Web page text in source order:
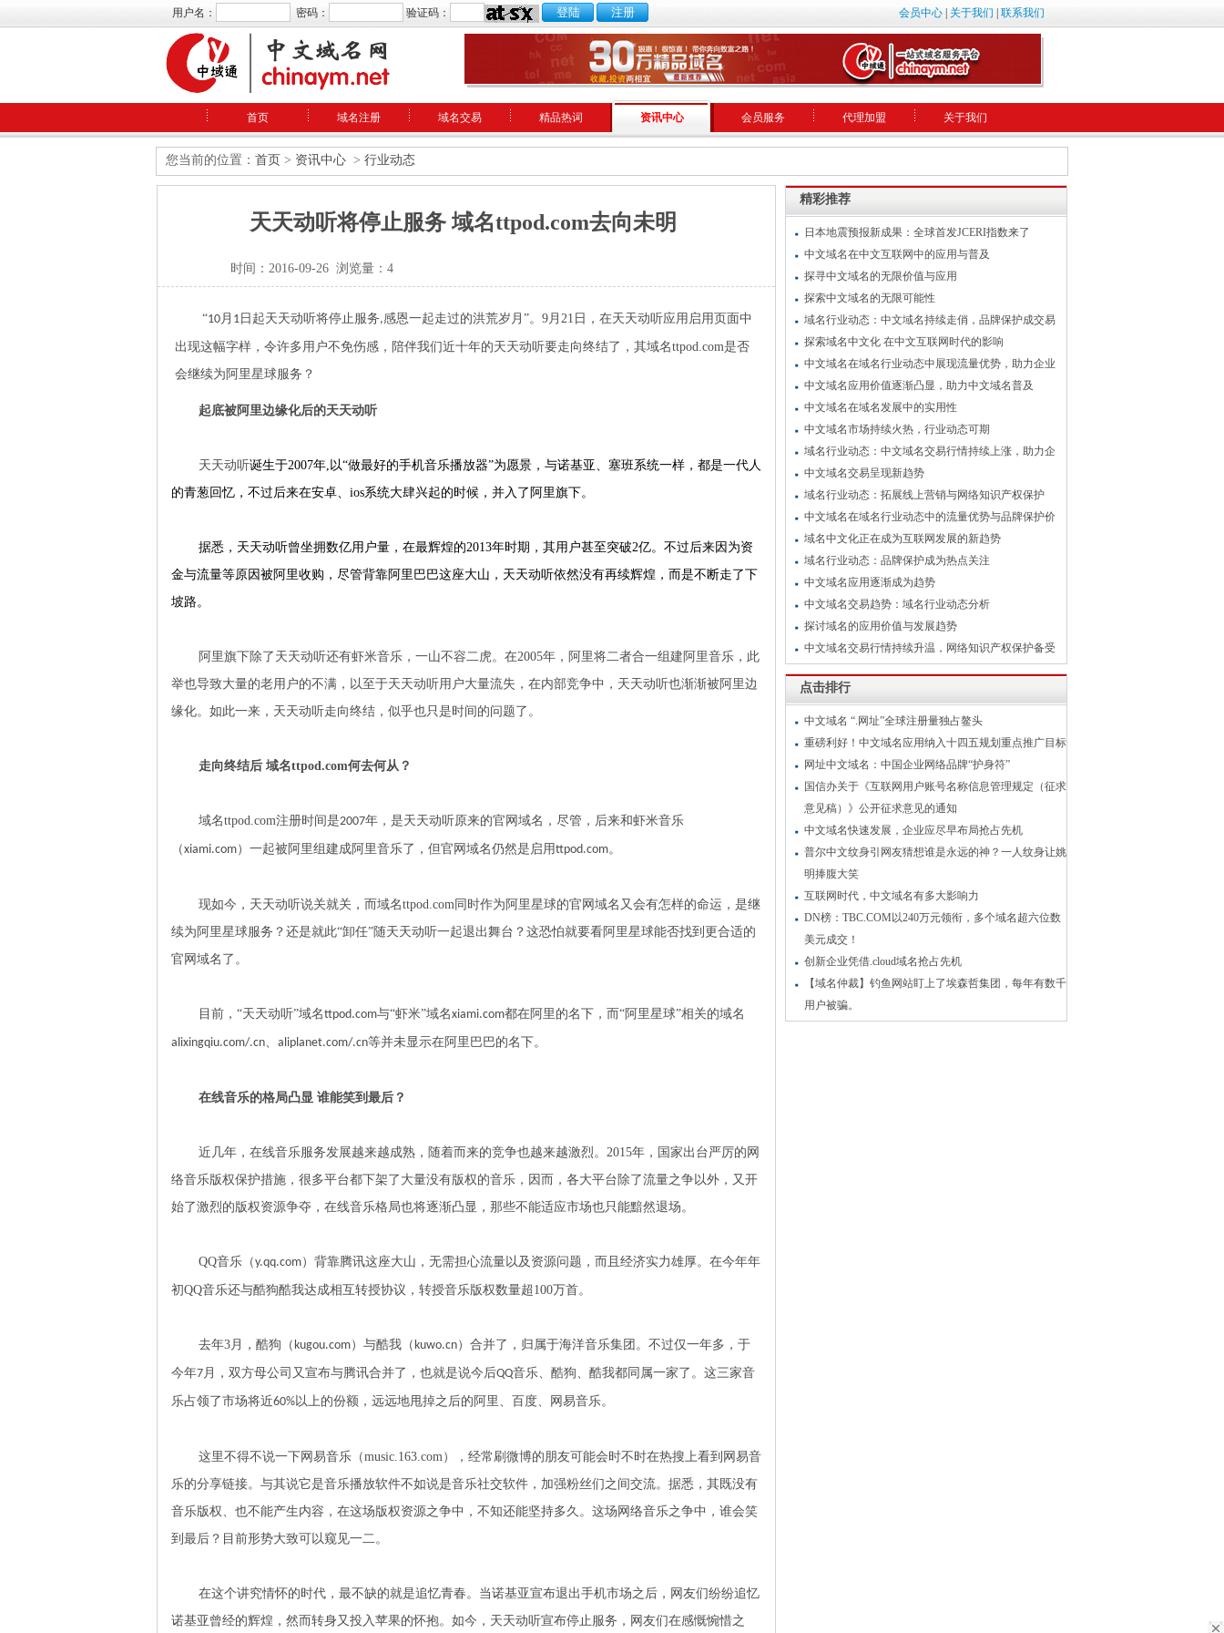
会员中心 关于我们 联系我们
用户名： 密码： 验证码：
首页 域名注册 域名交易 精品热词 资讯中心 会员服务 代理加盟 关于我们
您当前的位置： 首页 > 资讯中心 > 行业动态
天天动听将停止服务 域名ttpod.com去向未明
时间：2016-09-26 浏览量：4
“10月 1 日起天天动听将停止服务,感恩一起走过的洪荒岁月”。9月21日，在天天动听应用启用页面中
出现这幅字样，令许多用户不免伤感，陪伴我们近十年的天天动听要走向终结了，其域名ttpod.com是否
会继续为阿里星球服务？
起底被阿里边缘化后的天天动听
天天动听诞生于2007年,以“做最好的手机音乐播放器”为愿景，与诺基亚、塞班系统一样，都是一代人
的青葱回忆，不过后来在安卓、 ios系统大肆兴起的时候，并入了阿里旗下。
据悉，天天动听曾坐拥数亿用户量，在最辉煌的2013年时期，其用户甚至突破2亿。不过后来因为资
金与流量等原因被阿里收购，尽管背靠阿里巴巴这座大山，天天动听依然没有再续辉煌，而是不断走了下
坡路。
阿里旗下除了天天动听还有虾米音乐，一山不容二虎。在2005年，阿里将二者合一组建阿里音乐，此
举也导致大量的老用户的不满，以至于天天动听用户大量流失，在内部竞争中，天天动听也渐渐被阿里边
缘化。如此一来，天天动听走向终结，似乎也只是时间的问题了。
走向终结后 域名ttpod.com何去何从？
域名ttpod.com注册时间是2007年，是天天动听原来的官网域名，尽管，后来和虾米音乐
（xiami.com）一起被阿里组建成阿里音乐了，但官网域名仍然是启用ttpod.com。
现如今，天天动听说关就关，而域名ttpod.com 同时作为阿里星球的官网域名又会有怎样的命运，是继
续为阿里星球服务？还是就此“卸任”随天天动听一起退出舞台？这恐怕就要看阿里星球能否找到更合适的
官网域名了。
目前， “天天动听”域名ttpod.com与“虾米”域名xiami.com都在阿里的名下，而“阿里星球”相关的域名
alixingqiu.com/.cn、 aliplanet.com/.cn等并未显示在阿里巴巴的名下。
在线音乐的格局凸显 谁能笑到最后？
近几年，在线音乐服务发展越来越成熟，随着而来的竞争也越来越激烈。 2015年，国家出台严厉的网
络音乐版权保护措施，很多平台都下架了大量没有版权的音乐，因而，各大平台除了流量之争以外，又开
始了激烈的版权资源争夺，在线音乐格局也将逐渐凸显，那些不能适应市场也只能黯然退场。
QQ音乐（y.qq.com）背靠腾讯这座大山，无需担心流量以及资源问题，而且经济实力雄厚。 在今年年
初QQ音乐还与酷狗酷我达成相互转授协议，转授音乐版权数量超 100万首。
去年3月，酷狗（ kugou.com）与酷我（ kuwo.cn）合并了，归属于海洋音乐集团。不过仅一年多，于
今年7月，双方母公司又宣布与腾讯合并了，也就是说今后QQ音乐、酷狗、酷我都同属一家了。这三家音
乐占领了市场将近60%以上的份额，远远地甩掉之后的阿里、百度、网易音乐。
这里不得不说一下网易音乐（music.163.com），经常刷微博的朋友可能会时不时在热搜上看到网易音
乐的分享链接。与其说它是音乐播放软件不如说是音乐社交软件，加强粉丝们之间交流。据悉，其既没有
音乐版权、也不能产生内容，在这场版权资源之争中，不知还能坚持多久。这场网络音乐之争中，谁会笑
到最后？目前形势大致可以窥见一二。
在这个讲究情怀的时代，最不缺的就是追忆青春。当诺基亚宣布退出手机市场之后，网友们纷纷追忆
诺基亚曾经的辉煌，然而转身又投入苹果的怀抱。如今，天天动听宣布停止服务，网友们在感慨惋惜之
精彩推荐
日本地震预报新成果：全球首发JCERI指数来了
中文域名在中文互联网中的应用与普及
探寻中文域名的无限价值与应用
探索中文域名的无限可能性
域名行业动态：中文域名持续走俏，品牌保护成交易
探索域名中文化 在中文互联网时代的影响
中文域名在域名行业动态中展现流量优势，助力企业
中文域名应用价值逐渐凸显，助力中文域名普及
中文域名在域名发展中的实用性
中文域名市场持续火热，行业动态可期
域名行业动态：中文域名交易行情持续上涨，助力企
中文域名交易呈现新趋势
域名行业动态：拓展线上营销与网络知识产权保护
中文域名在域名行业动态中的流量优势与品牌保护价
域名中文化正在成为互联网发展的新趋势
域名行业动态：品牌保护成为热点关注
中文域名应用逐渐成为趋势
中文域名交易趋势：域名行业动态分析
探讨域名的应用价值与发展趋势
中文域名交易行情持续升温，网络知识产权保护备受
点击排行
中文域名 “.网址”全球注册量独占鳌头
重磅利好！中文域名应用纳入十四五规划重点推广目标
网址中文域名：中国企业网络品牌“护身符”
国信办关于《互联网用户账号名称信息管理规定（征求
意见稿）》公开征求意见的通知
中文域名快速发展，企业应尽早布局抢占先机
普尔中文纹身引网友猜想谁是永远的神？一人纹身让姚
明捧腹大笑
互联网时代，中文域名有多大影响力
DN榜：TBC.COM以240万元领衔，多个域名超六位数
美元成交！
创新企业凭借.cloud域名抢占先机
【域名仲裁】钓鱼网站盯上了埃森哲集团，每年有数千
用户被骗。